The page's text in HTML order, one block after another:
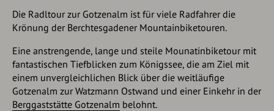
Die Radltour zur Gotzenalm ist für viele Radfahrer die
Krönung der Berchtesgadener Mountainbiketouren.
Eine anstrengende, lange und steile Mounatinbiketour mit
fantastischen Tiefblicken zum Königssee, die am Ziel mit
einem unvergleichlichen Blick über die weitläufige
Gotzenalm zur Watzmann Ostwand und einer Einkehr in der
Berggaststätte Gotzenalm belohnt.